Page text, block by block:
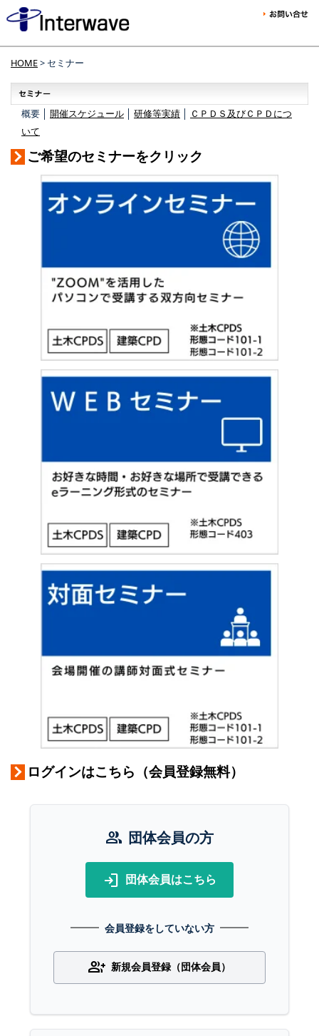
HOME> セミナー
概要 │ 開催スケジュール 研修等実績
ＣＰＤＳ及びＣＰＤにつ
いて
ご希望のセミナーをクリック
ログインはこちら（会員登録無料）
group 団体会員の方
login 団体会員はこちら
会員登録をしていない方
group_add 新規会員登録（団体会員）